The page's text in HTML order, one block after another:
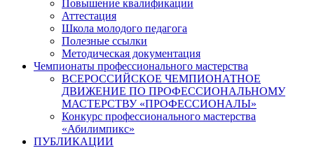
Повышение квалификации
Аттестация
Школа молодого педагога
Полезные ссылки
Методическая документация
Чемпионаты профессионального мастерства
ВСЕРОССИЙСКОЕ ЧЕМПИОНАТНОЕ
ДВИЖЕНИЕ ПО ПРОФЕССИОНАЛЬНОМУ
МАСТЕРСТВУ «ПРОФЕССИОНАЛЫ»
Конкурс профессионального мастерства
«Абилимпикс»
ПУБЛИКАЦИИ